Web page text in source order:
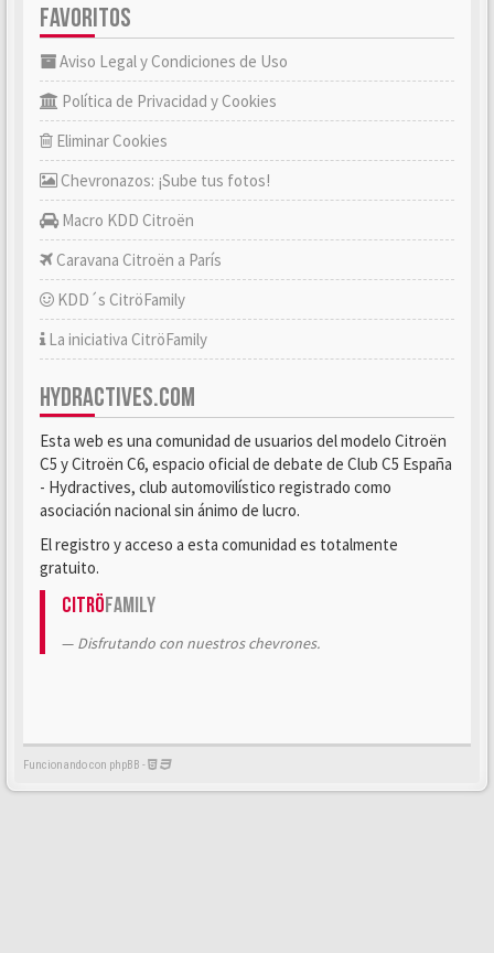
FAVORITOS
Aviso Legal y Condiciones de Uso
Política de Privacidad y Cookies
Eliminar Cookies
Chevronazos: ¡Sube tus fotos!
Macro KDD Citroën
Caravana Citroën a París
KDD´s CitröFamily
La iniciativa CitröFamily
HYDRACTIVES.COM
Esta web es una comunidad de usuarios del modelo Citroën
C5 y Citroën C6, espacio oficial de debate de Club C5 España
- Hydractives, club automovilístico registrado como
asociación nacional sin ánimo de lucro.
El registro y acceso a esta comunidad es totalmente
gratuito.
CitröFamily
Disfrutando con nuestros chevrones.
Funcionando con phpBB -